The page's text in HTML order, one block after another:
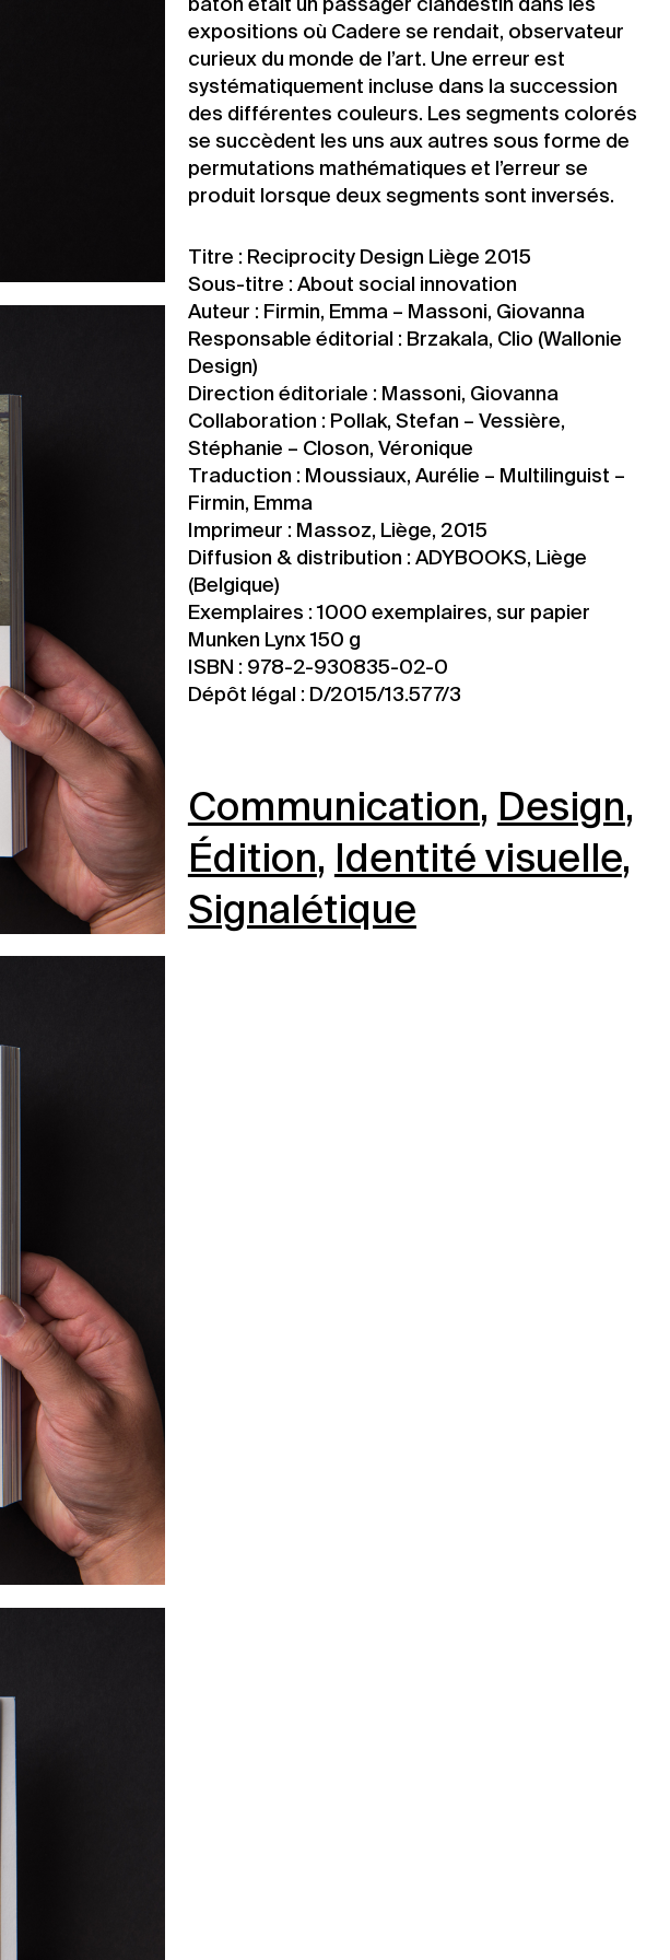
bâton était un passager clandestin dans les
expositions où Cadere se rendait, observateur
curieux du monde de l’art. Une erreur est
systématiquement incluse dans la succession
des différentes couleurs. Les segments colorés
se succèdent les uns aux autres sous forme de
permutations mathématiques et l’erreur se
produit lorsque deux segments sont inversés.
Titre : Reciprocity Design Liège 2015
Sous-titre : About social innovation
Auteur : Firmin, Emma – Massoni, Giovanna
Responsable éditorial : Brzakala, Clio (Wallonie
Design)
Direction éditoriale : Massoni, Giovanna
Collaboration : Pollak, Stefan – Vessière,
Stéphanie – Closon, Véronique
Traduction : Moussiaux, Aurélie – Multilinguist –
Firmin, Emma
Imprimeur : Massoz, Liège, 2015
Diffusion & distribution : ADYBOOKS, Liège
(Belgique)
Exemplaires : 1000 exemplaires, sur papier
Munken Lynx 150 g
ISBN : 978-2-930835-02-0
Dépôt légal : D/2015/13.577/3
Communication, Design,
Édition, Identité visuelle,
Signalétique